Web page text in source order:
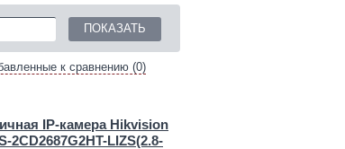
к сравнению (0)
IP‑камера Hikvision
2CD2687G2HT-LIZS(2.8-